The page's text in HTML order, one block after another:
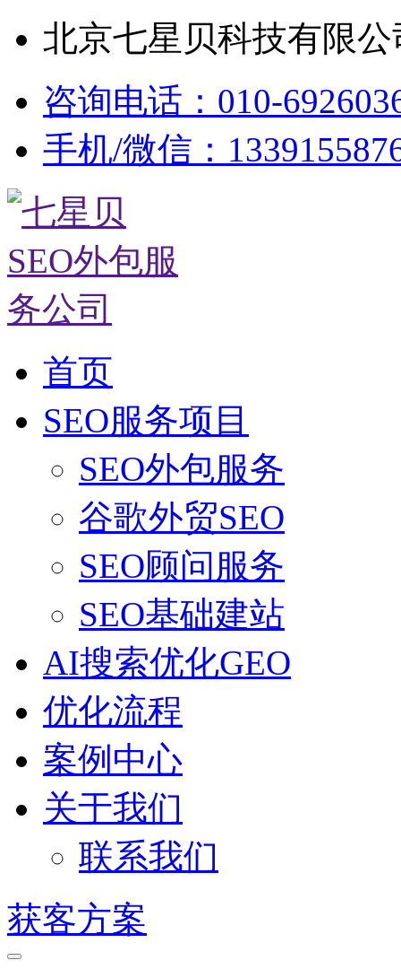
北京七星贝科技有限
咨询电话：010-
手机/微信：
首页
SEO服务项目
SEO外包服务
谷歌外贸SEO
SEO顾问服务
SEO基础建站
AI搜索优化GEO
优化流程
案例中心
关于我们
联系我们
获客方案